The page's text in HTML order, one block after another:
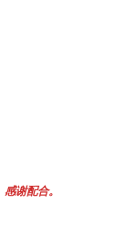
谢配合。